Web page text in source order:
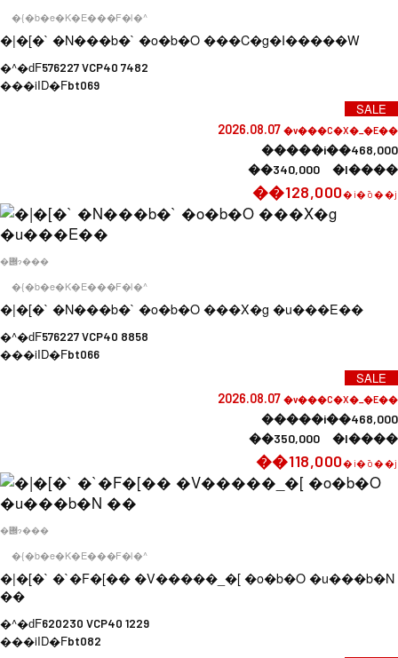
�{�b�e�K�E���F�l�^
�|�[�` �N���b�` �o�b�O ���C�g�I�����W
�^�ԁF576227 VCP40 7482
���iID�Fbt069
SALE
2026.08.07 �v���C�X�_�E��
�����i��468,000
��340,000 �l����
��128,000�i�ō��j
�݌ɂ���
�{�b�e�K�E���F�l�^
�|�[�` �N���b�` �o�b�O ���X�g �u���E��
�^�ԁF576227 VCP40 8858
���iID�Fbt066
SALE
2026.08.07 �v���C�X�_�E��
�����i��468,000
��350,000 �l����
��118,000�i�ō��j
�݌ɂ���
�{�b�e�K�E���F�l�^
�|�[�` �`�F�[�� �V�����_�[ �o�b�O �u���b�N
��
�^�ԁF620230 VCP40 1229
���iID�Fbt082